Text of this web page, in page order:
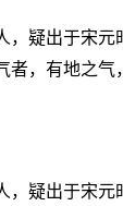
，疑出于宋
者，有地之
疑出于宋元